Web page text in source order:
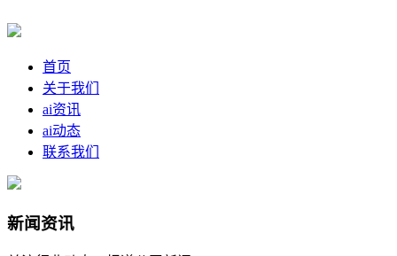
首页
关于我们
ai资讯
ai动态
联系我们
新闻资讯